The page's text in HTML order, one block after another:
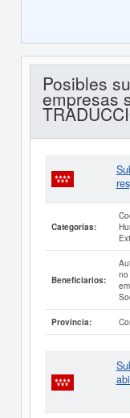
Posibles
empresas
Categorías:
Beneficiarios:
no
Provincia: